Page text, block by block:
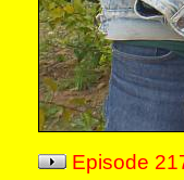
Episode